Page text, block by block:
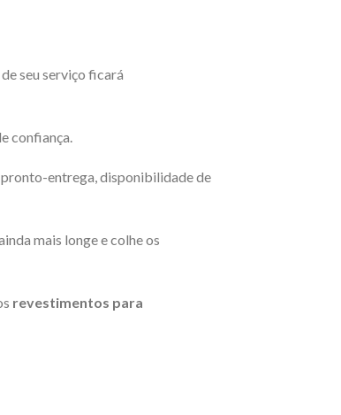
seu serviço ficará
confiança.
entrega, disponibilidade de
mais longe e colhe os
revestimentos para